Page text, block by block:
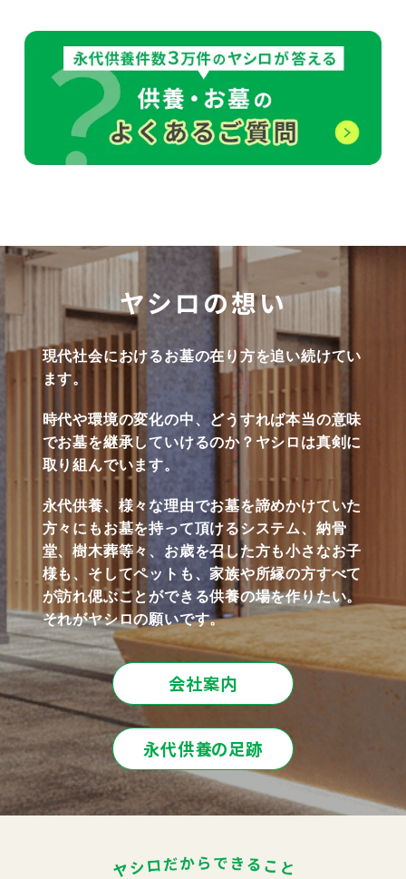
ヤシロの想い
現代社会におけるお墓の在り方を追い続けてい
ます。
時代や環境の変化の中、どうすれば本当の意味
でお墓を継承していけるのか？ヤシロは真剣に
取り組んでいます。
永代供養、様々な理由でお墓を諦めかけていた
方々にもお墓を持って頂けるシステム、納骨
堂、樹木葬等々、お歳を召した方も小さなお子
様も、そしてペットも、家族や所縁の方すべて
が訪れ偲ぶことができる供養の場を作りたい。
それがヤシロの願いです。
会社案内
永代供養の足跡